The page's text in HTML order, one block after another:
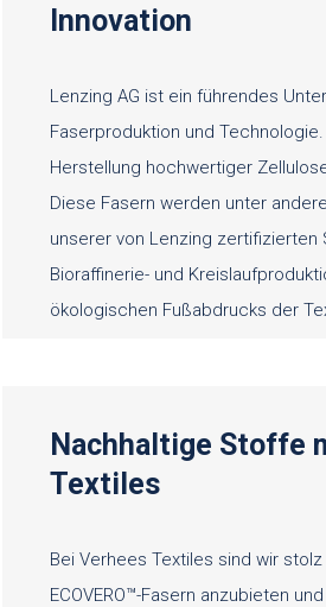
Innovation
Lenzing AG ist ein führendes
Faserproduktion und
Herstellung hochwertiger
Diese Fasern werden unter
unserer von Lenzing
Bioraffinerie- und
ökologischen Fußabdrucks der
Nachhaltige Stoffe
Textiles
Bei Verhees Textiles sind wir stolz
ECOVERO™-Fasern anzubieten